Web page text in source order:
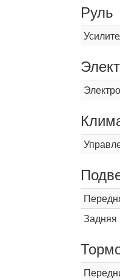
Руль
Задняя